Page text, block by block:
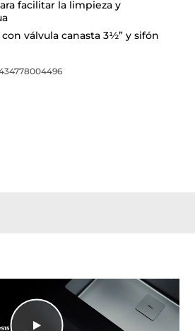
facilitar la limpieza y
válvula canasta 3½” y sifón